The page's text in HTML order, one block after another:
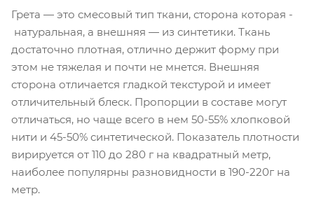
Грета — это смесовый тип ткани, сторона которая -
натуральная, а внешняя — из синтетики. Ткань
достаточно плотная, отлично держит форму при
этом не тяжелая и почти не мнется. Внешняя
сторона отличается гладкой текстурой и имеет
отличительный блеск. Пропорции в составе могут
отличаться, но чаще всего в нем 50-55% хлопковой
нити и 45-50% синтетической. Показатель плотности
вирируется от 110 до 280 г на квадратный метр,
наиболее популярны разновидности в 190-220г на
метр.